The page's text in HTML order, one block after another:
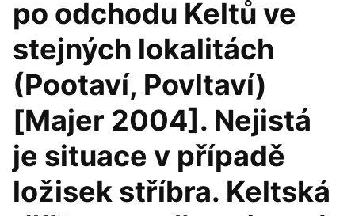
po odchodu Keltů ve
stejných lokalitách
(Pootaví, Povltaví)
[Majer 2004]. Nejistá
je situace v případě
ložisek stříbra. Keltská